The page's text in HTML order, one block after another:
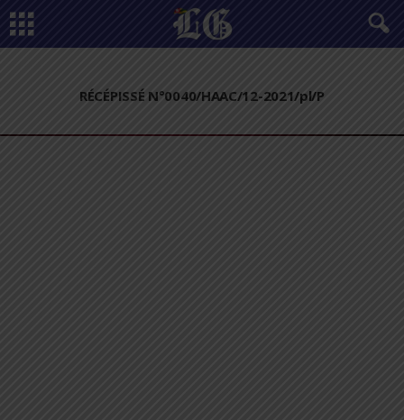
RÉCÉPISSÉ N°0040/HAAC/12-2021/pl/P